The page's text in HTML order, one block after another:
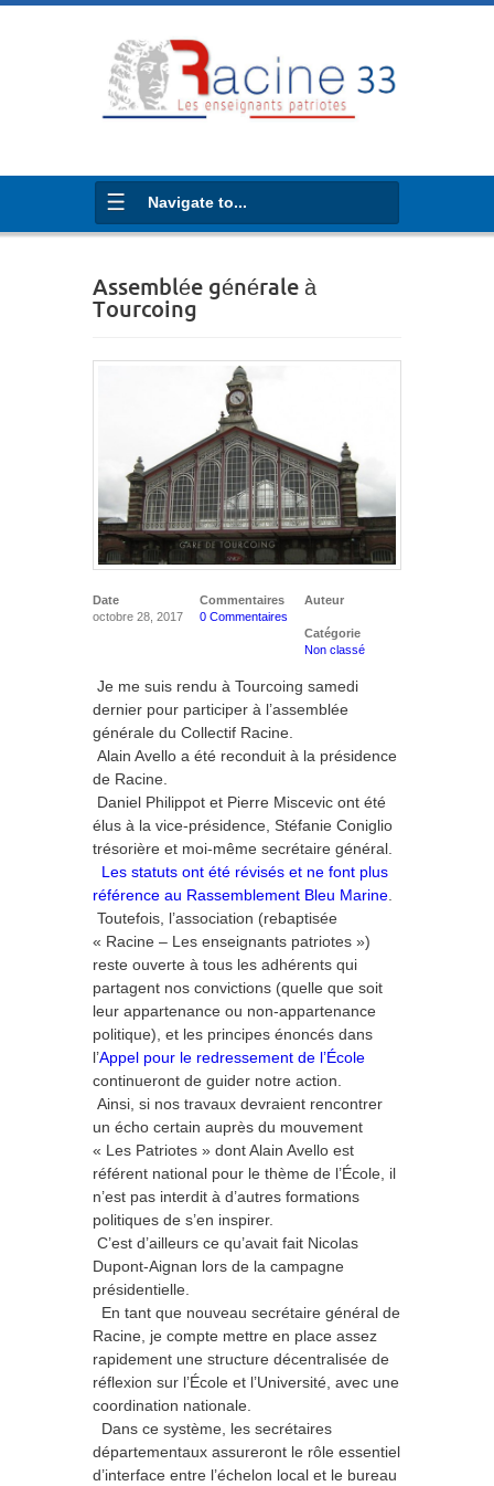
Navigate to...
Assemblée générale à
Tourcoing
Date
octobre 28, 2017
Commentaires
0 Commentaires
Auteur
Catégorie
Non classé
Je me suis rendu à Tourcoing samedi
dernier pour participer à l’assemblée
générale du Collectif Racine.
Alain Avello a été reconduit à la présidence
de Racine.
Daniel Philippot et Pierre Miscevic ont été
élus à la vice-présidence, Stéfanie Coniglio
trésorière et moi-même secrétaire général.
Les statuts ont été révisés et ne font plus
référence au Rassemblement Bleu Marine
Toutefois, l’association (rebaptisée
« Racine – Les enseignants patriotes »)
reste ouverte à tous les adhérents qui
partagent nos convictions (quelle que soit
leur appartenance ou non-appartenance
politique), et les principes énoncés dans
l’Appel pour le redressement de l’École
continueront de guider notre action.
Ainsi, si nos travaux devraient rencontrer
un écho certain auprès du mouvement
« Les Patriotes » dont Alain Avello est
référent national pour le thème de l’École, il
n’est pas interdit à d’autres formations
politiques de s’en inspirer.
C’est d’ailleurs ce qu’avait fait Nicolas
Dupont-Aignan lors de la campagne
présidentielle.
En tant que nouveau secrétaire général de
Racine, je compte mettre en place assez
rapidement une structure décentralisée de
réflexion sur l’École et l’Université, avec une
coordination nationale.
Dans ce système, les secrétaires
départementaux assureront le rôle essentiel
d’interface entre l’échelon local et le bureau